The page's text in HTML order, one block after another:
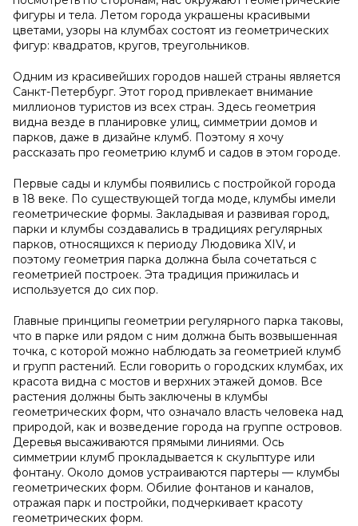
фигуры и тела. Летом города украшены красивыми
цветами, узоры на клумбах состоят из геометрических
фигур: квадратов, кругов, треугольников.
Одним из красивейших городов нашей страны является
Санкт-Петербург. Этот город привлекает внимание
миллионов туристов из всех стран. Здесь геометрия
видна везде в планировке улиц, симметрии домов и
парков, даже в дизайне клумб. Поэтому я хочу
рассказать про геометрию клумб и садов в этом городе.
Первые сады и клумбы появились с постройкой города
в 18 веке. По существующей тогда моде, клумбы имели
геометрические формы. Закладывая и развивая город,
парки и клумбы создавались в традициях регулярных
парков, относящихся к периоду Людовика XIV, и
поэтому геометрия парка должна была сочетаться с
геометрией построек. Эта традиция прижилась и
используется до сих пор.
Главные принципы геометрии регулярного парка таковы,
что в парке или рядом с ним должна быть возвышенная
точка, с которой можно наблюдать за геометрией клумб
и групп растений. Если говорить о городских клумбах, их
красота видна с мостов и верхних этажей домов. Все
растения должны быть заключены в клумбы
геометрических форм, что означало власть человека над
природой, как и возведение города на группе островов.
Деревья высаживаются прямыми линиями. Ось
симметрии клумб прокладывается к скульптуре или
фонтану. Около домов устраиваются партеры — клумбы
геометрических форм. Обилие фонтанов и каналов,
отражая парк и постройки, подчеркивает красоту
геометрических форм.